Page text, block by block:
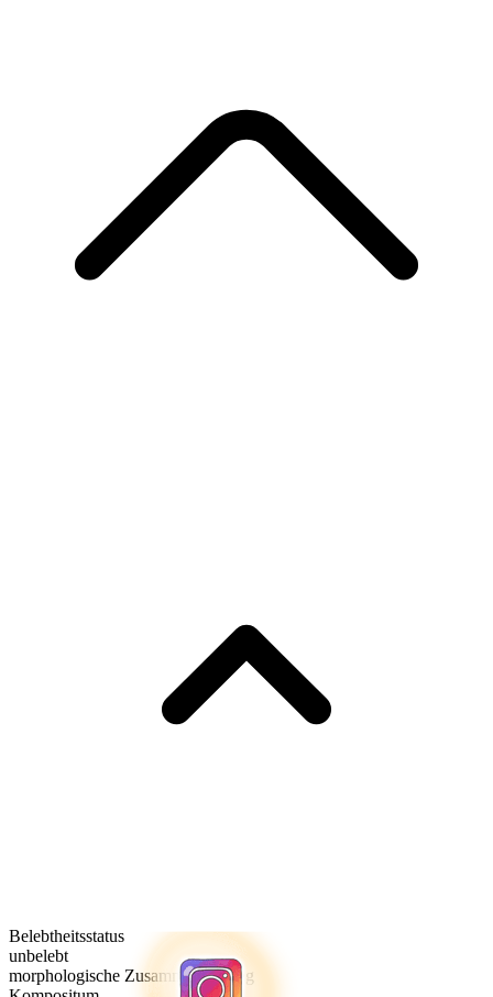
Belebtheitsstatus
unbelebt
morphologische Zusammensetzung